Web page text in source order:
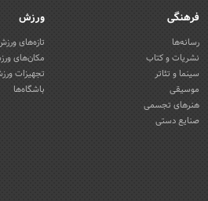
فرهنگی
رسانه‌ها
نشریات و کتاب
سینما و تئاتر
موسیقی
هنرهای تجسمی
صنایع دستی
ورزش
تازه‌های
مکان‌های
تجهیزات
باشگاه‌ها